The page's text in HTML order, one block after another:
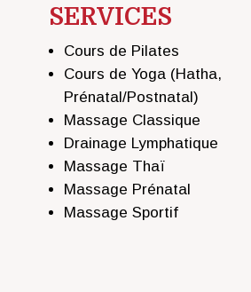
SERVICES
Cours de Pilates
Cours de Yoga (Hatha,
Prénatal/Postnatal)
Massage Classique
Drainage Lymphatique
Massage Thaï
Massage Prénatal
Massage Sportif